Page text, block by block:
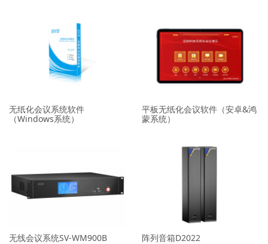
无纸化会议系统软件
（Windows系统）
平板无纸化会议软件（安卓&鸿
蒙系统）
无线会议系统SV-WM900B 阵列音箱D2022